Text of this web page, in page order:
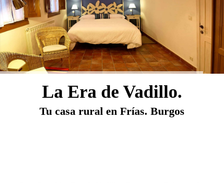
La Era de Vadillo.
Tu casa rural en Frías. Burgos